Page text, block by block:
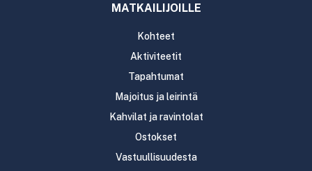
MATKAILIJOILLE
Kohteet
Aktiviteetit
Tapahtumat
Majoitus ja leirintä
Kahvilat ja ravintolat
Ostokset
Vastuullisuudesta